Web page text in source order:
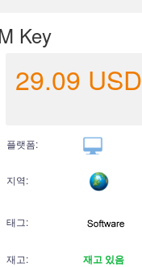
Key
29.09 USD
플랫폼:
지역:
태그:
재고: 재고 있음